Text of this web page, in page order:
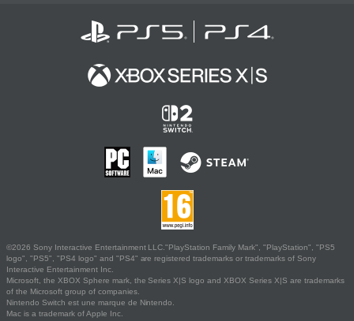
©2026 Sony Interactive Entertainment LLC."PlayStation Family Mark", "PlayStation", "PS5
logo", "PS5", "PS4 logo" and "PS4" are registered trademarks or trademarks of Sony
Interactive Entertainment Inc.
Microsoft, the XBOX Sphere mark, the Series X|S logo and XBOX Series X|S are trademarks
of the Microsoft group of companies.
Nintendo Switch est une marque de Nintendo.
Mac is a trademark of Apple Inc.